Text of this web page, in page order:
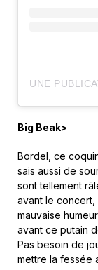
Big Beak>
Bordel, ce
sais aussi de
sont tellement
avant le concert,
mauvaise
avant ce putain
Pas besoin de
mettre la fessée